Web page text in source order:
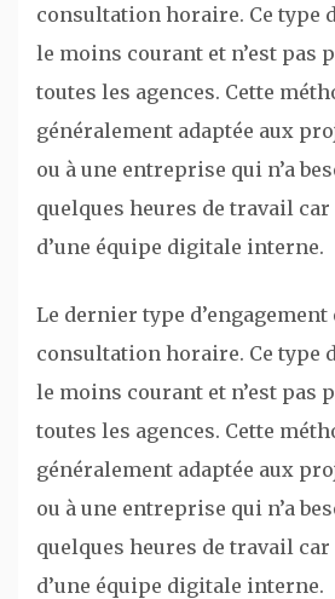
consultation horaire. Ce type
le moins courant et n’est pas
toutes les agences. Cette
généralement adaptée aux
ou à une entreprise qui n’a
quelques heures de travail
d’une équipe digitale interne.
Le dernier type d’engagement
consultation horaire. Ce type
le moins courant et n’est pas
toutes les agences. Cette
généralement adaptée aux
ou à une entreprise qui n’a
quelques heures de travail
d’une équipe digitale interne.